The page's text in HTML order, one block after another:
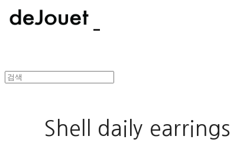
Shell daily earrings